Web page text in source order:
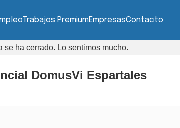
Trabajos PremiumEmpresasContacto
ha cerrado. Lo sentimos mucho.
DomusVi Espartales